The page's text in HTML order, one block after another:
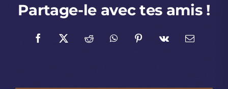
Partage-le avec tes amis !
Facebook
X RedditWhatsAppPinterest
Vk Email